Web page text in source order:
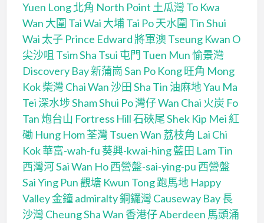
Yuen Long北角 North Point 土瓜灣 To Kwa
Wan 大圍 Tai Wai 大埔 Tai Po天水圍 Tin Shui
Wai 太子 Prince Edward將軍澳 Tseung Kwan O
尖沙咀 Tsim Sha Tsui 屯門 Tuen Mun愉景灣
Discovery Bay新蒲崗 San Po Kong旺角 Mong
Kok柴灣 Chai Wan沙田 Sha Tin 油麻地 Yau Ma
Tei深水埗 Sham Shui Po灣仔 Wan Chai 火炭 Fo
Tan炮台山 Fortress Hill石硤尾 Shek Kip Mei 紅
磡 Hung Hom荃灣 Tsuen Wan 荔枝角 Lai Chi
Kok華富-wah-fu葵興-kwai-hing藍田 Lam Tin
西灣河 Sai Wan Ho西營盤-sai-ying-pu 西營盤
Sai Ying Pun觀塘 Kwun Tong跑馬地 Happy
Valley金鐘 admiralty銅鑼灣 Causeway Bay長
沙灣 Cheung Sha Wan 香港仔 Aberdeen 馬頭涌